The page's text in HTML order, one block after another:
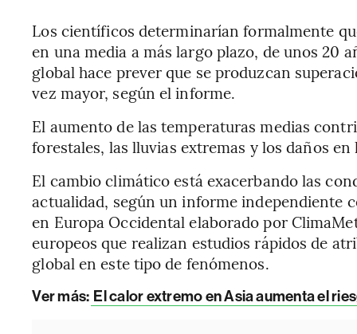
Los científicos determinarían formalmente
en una media a más largo plazo, de unos 20
global hace prever que se produzcan
vez mayor, según el informe.
El aumento de las temperaturas medias
forestales, las lluvias extremas y los daños
El cambio climático está exacerbando las
actualidad, según un informe independiente
en Europa Occidental elaborado por
europeos que realizan estudios rápidos de
global en este tipo de fenómenos.
Ver más: El calor extremo en Asia aumenta el